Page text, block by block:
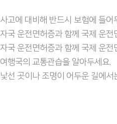
사고에 대비해 반드시 보험에 들어
자국 운전면허증과 함께 국제 운전
자국 운전면허증과 함께 국제 운전
여행국의 교통관습을 알아두세요.
낯선 곳이나 조명이 어두운 길에서